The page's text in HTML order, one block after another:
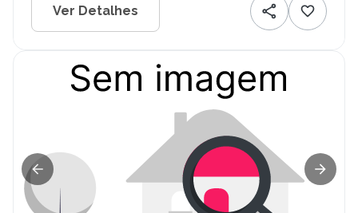
Ver Detalhes